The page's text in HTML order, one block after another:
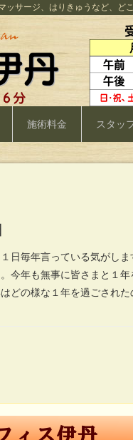
ッサージ、はりきゅうなど、
施術料金 スタッ
１日毎年言っている気がし
今年も無事に皆さまと１
はどの様な１年を過ごされ